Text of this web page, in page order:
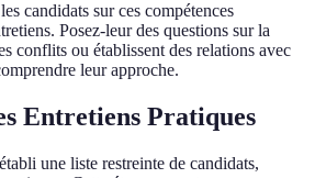
candidats sur ces compétences
Posez-leur des questions sur la
conflits ou établissent des relations avec
leur approche.
Entretiens Pratiques
une liste restreinte de candidats,